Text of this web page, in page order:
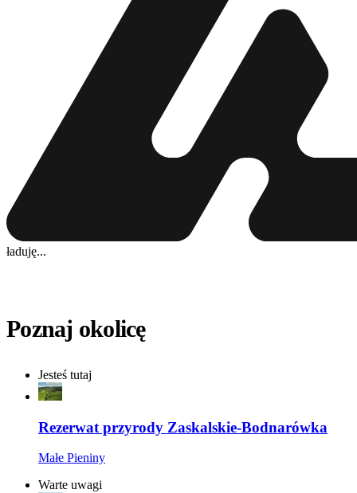
ładuję...
Poznaj okolicę
Jesteś tutaj
Rezerwat przyrody Zaskalskie-Bodnarówka
Małe Pieniny
Warte uwagi